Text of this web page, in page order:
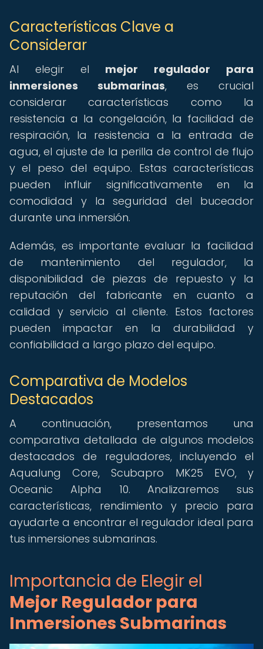
Características Clave a
Considerar
Al elegir el mejor regulador para
inmersiones submarinas, es crucial
considerar características como la
resistencia a la congelación, la facilidad de
respiración, la resistencia a la entrada de
agua, el ajuste de la perilla de control de flujo
y el peso del equipo. Estas características
pueden influir significativamente en la
comodidad y la seguridad del buceador
durante una inmersión.
Además, es importante evaluar la facilidad
de mantenimiento del regulador, la
disponibilidad de piezas de repuesto y la
reputación del fabricante en cuanto a
calidad y servicio al cliente. Estos factores
pueden impactar en la durabilidad y
confiabilidad a largo plazo del equipo.
Comparativa de Modelos
Destacados
A continuación, presentamos una
comparativa detallada de algunos modelos
destacados de reguladores, incluyendo el
Aqualung Core, Scubapro MK25 EVO, y
Oceanic Alpha 10. Analizaremos sus
características, rendimiento y precio para
ayudarte a encontrar el regulador ideal para
tus inmersiones submarinas.
Importancia de Elegir el
Mejor Regulador para
Inmersiones Submarinas